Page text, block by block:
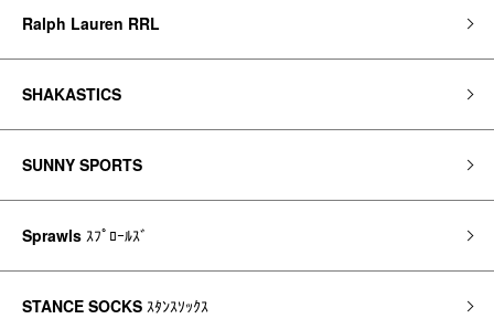
Ralph Lauren RRL
SHAKASTICS
SUNNY SPORTS
Sprawls ｽﾌﾟﾛｰﾙｽﾞ
STANCE SOCKS ｽﾀﾝｽｿｯｸｽ